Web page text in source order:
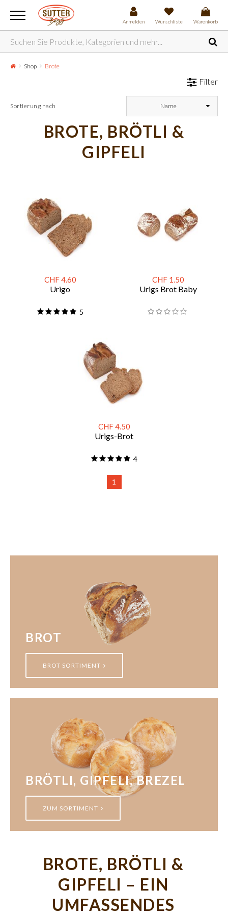
Anmelden Wunschliste Warenkorb
Shop Brote
Filter
Sortierung nach Name
BROTE, BRÖTLI &
GIPFELI
CHF 4.60
Urigo
5
CHF 1.50
Urigs Brot Baby
CHF 4.50
Urigs-Brot
4
1
BROT
BROT SORTIMENT
BRÖTLI, GIPFELI, BREZEL
ZUM SORTIMENT
BROTE, BRÖTLI &
GIPFELI – EIN
UMFASSENDES